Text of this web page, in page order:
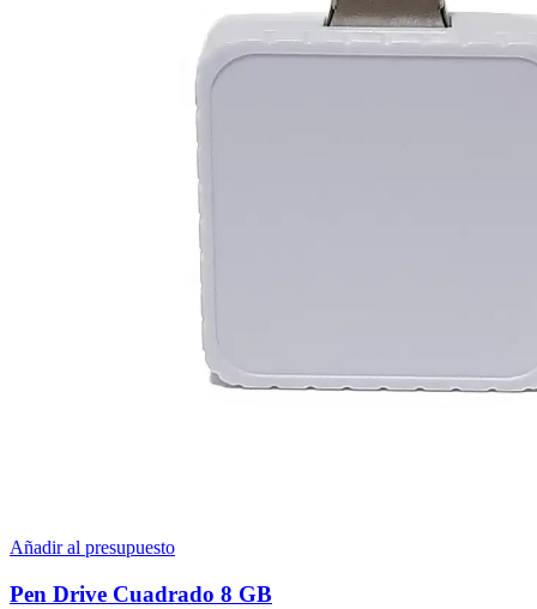
Añadir al presupuesto
Pen Drive Cuadrado 8 GB